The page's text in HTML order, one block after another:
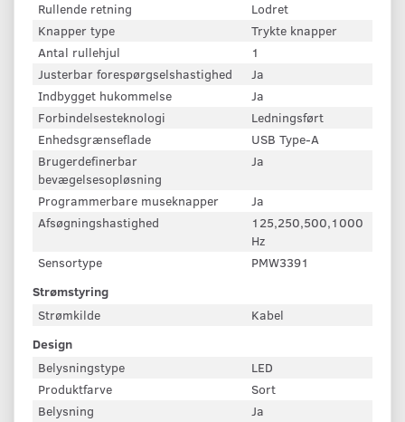
Rullende retning
Lodret
Knapper type
Trykte knapper
Antal rullehjul
1
Justerbar forespørgselshastighed
Ja
Indbygget hukommelse
Ja
Forbindelsesteknologi
Ledningsført
Enhedsgrænseflade
USB Type-A
Brugerdefinerbar
bevægelsesopløsning
Ja
Programmerbare museknapper
Ja
Afsøgningshastighed
125,250,500,1000
Hz
Sensortype
PMW3391
Strømstyring
Strømkilde
Kabel
Design
Belysningstype
LED
Produktfarve
Sort
Belysning
Ja